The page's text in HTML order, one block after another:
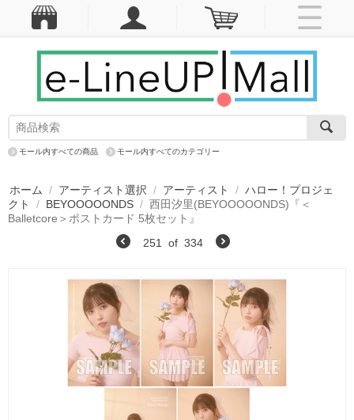
モール内すべての商品 モール内すべてのカテゴリー
ホーム / アーティスト選択 / アーティスト / ハロー！プロジェ
クト
/ BEYOOOOONDS / 西田汐里(BEYOOOOONDS)『＜
Balletcore＞ポストカード 5枚セット』
251
of 334